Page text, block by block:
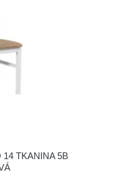
TKANINA 5B